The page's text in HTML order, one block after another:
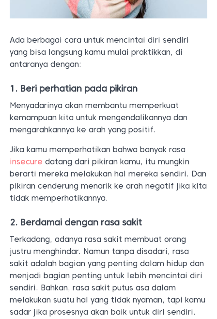
Ada berbagai cara untuk mencintai diri sendiri
yang bisa langsung kamu mulai praktikkan, di
antaranya dengan:
1. Beri perhatian pada pikiran
Menyadarinya akan membantu memperkuat
kemampuan kita untuk mengendalikannya dan
mengarahkannya ke arah yang positif.
Jika kamu memperhatikan bahwa banyak rasa
insecure datang dari pikiran kamu, itu mungkin
berarti mereka melakukan hal mereka sendiri. Dan
pikiran cenderung menarik ke arah negatif jika kita
tidak memperhatikannya.
2. Berdamai dengan rasa sakit
Terkadang, adanya rasa sakit membuat orang
justru menghindar. Namun tanpa disadari, rasa
sakit adalah bagian yang penting dalam hidup dan
menjadi bagian penting untuk lebih mencintai diri
sendiri. Bahkan, rasa sakit putus asa dalam
melakukan suatu hal yang tidak nyaman, tapi kamu
sadar jika prosesnya akan baik untuk diri sendiri.